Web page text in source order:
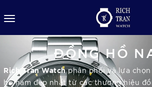
ĐỒNG HỒ
Rich Tran Watchphân phối và lựa
hồ nam đẹp nhất từ các thương hiệu